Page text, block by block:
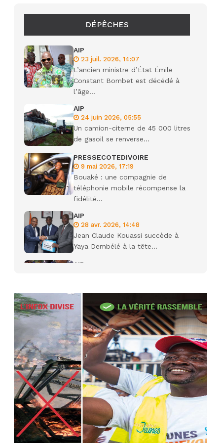
DÉPÊCHES
AIP
23 juil. 2026, 14:07
L’ancien ministre d’État Émile
Constant Bombet est décédé à
l’âge...
AIP
24 juin 2026, 05:55
Un camion-citerne de 45 000 litres
de gasoil se renverse...
PRESSECOTEDIVOIRE
9 mai 2026, 17:19
Bouaké : une compagnie de
téléphonie mobile récompense la
fidélité...
AIP
28 avr. 2026, 14:48
Jean Claude Kouassi succède à
Yaya Dembélé à la tête...
AIP
Camara tué lors d’attaques...
22 avr. 2026, 16:41
Des bureaux ravagés dans un
incendie survenu à la mairie...
AIP
10 avr. 2026, 09:48
Nommé Médiateur de la
République, Gaoussou Touré prend
officiellement fonction
AIP
13 mars 2026, 10:43
Nécrologie : décès de Guillaume